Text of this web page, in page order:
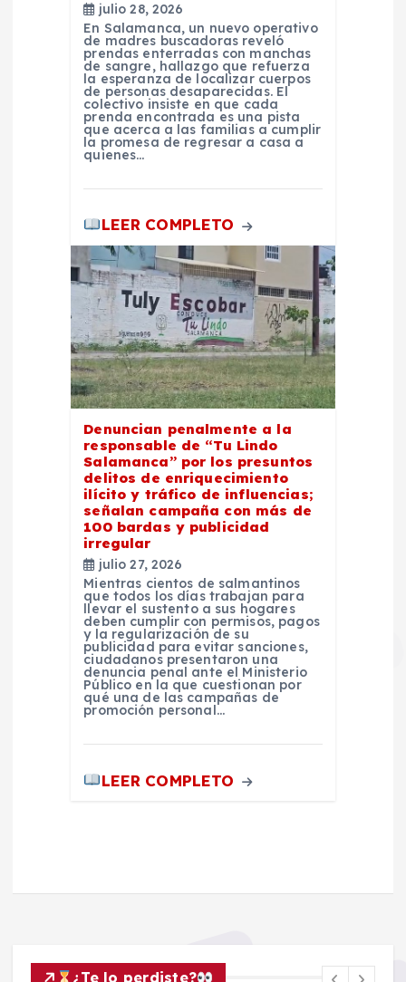
julio 28, 2026
En Salamanca, un nuevo operativo
de madres buscadoras reveló
prendas enterradas con manchas
de sangre, hallazgo que refuerza
la esperanza de localizar cuerpos
de personas desaparecidas. El
colectivo insiste en que cada
prenda encontrada es una pista
que acerca a las familias a cumplir
la promesa de regresar a casa a
quienes…
LEER COMPLETO
Denuncian penalmente a la
responsable de “Tu Lindo
Salamanca” por los presuntos
delitos de enriquecimiento
ilícito y tráfico de influencias;
señalan campaña con más de
100 bardas y publicidad
irregular
julio 27, 2026
Mientras cientos de salmantinos
que todos los días trabajan para
llevar el sustento a sus hogares
deben cumplir con permisos, pagos
y la regularización de su
publicidad para evitar sanciones,
ciudadanos presentaron una
denuncia penal ante el Ministerio
Público en la que cuestionan por
qué una de las campañas de
promoción personal…
LEER COMPLETO
¿Te lo perdiste?